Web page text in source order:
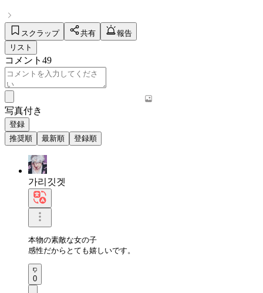
スクラップ 共有
報告
リスト
コメント 49
写真付き
登録
推奨順
最新順 登録順
가리깃겟
本物の素敵な女の子
感性だからとても嬉しいです。
0